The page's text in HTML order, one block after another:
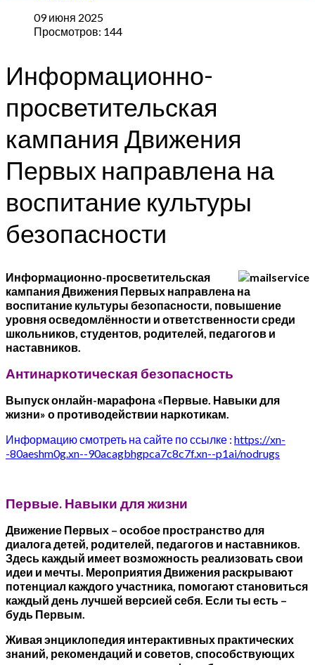
09 июня 2025
Просмотров: 144
Информационно-
просветительская
кампания Движения
Первых направлена на
воспитание культуры
безопасности
Информационно-просветительская
кампания Движения Первых направлена на
воспитание культуры безопасности, повышение
уровня осведомлённости и ответственности среди
школьников, студентов, родителей, педагогов и
наставников.
Антинаркотическая безопасность
Выпуск онлайн-марафона «Первые. Навыки для
жизни» о противодействии наркотикам.
Информацию смотреть на сайте по ссылке : https://xn-
-80aeshm0g.xn--90acagbhgpca7c8c7f.xn--p1ai/nodrugs
Первые. Навыки для жизни
Движение Первых – особое пространство для
диалога детей, родителей, педагогов и наставников.
Здесь каждый имеет возможность реализовать свои
идеи и мечты. Мероприятия Движения раскрывают
потенциал каждого участника, помогают становиться
каждый день лучшей версией себя. Если ты есть –
будь Первым.
Живая энциклопедия интерактивных практических
знаний, рекомендаций и советов, способствующих